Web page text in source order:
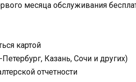
месяца обслуживания
картой
Казань, Сочи и других)
отчетности